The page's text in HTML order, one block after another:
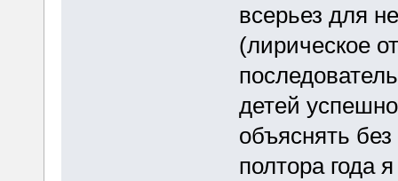
всерьез для
(лирическое
детей
объяснять
полтора года